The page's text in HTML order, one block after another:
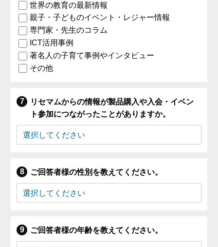
世界の教育の最新情報
親子・子どものイベント・レジャー情報
専門家・先生のコラム
ICT活用事例
著名人の子育て事例やインタビュー
その他
リセマムからの情報が製品購入や入会・イベン
ト参加につながったことがありますか。
ご回答者様の性別を教えてください。
ご回答者様の年齢を教えてください。